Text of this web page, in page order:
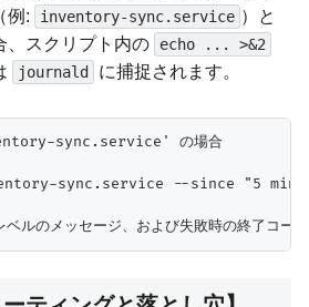
例:
inventory-sync.service ）と
、スクリプト内の
echo ... >&2
journald に捕捉されます。
sync.service' の場合
sync.service --since "5